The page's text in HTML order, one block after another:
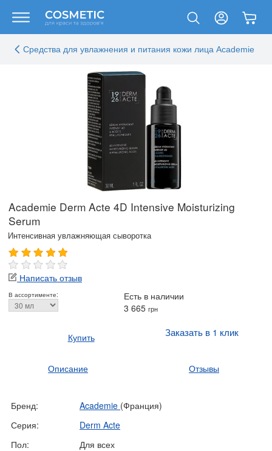
Средства для увлажнения и питания кожи лица Academie
Academie Derm Acte 4D Intensive Moisturizing
Serum
Интенсивная увлажняющая сыворотка
Написать отзыв
В ассортименте:
Есть в наличии
3 665 грн
Купить Заказать в 1 клик
Описание Отзывы
Бренд: Academie (Франция)
Серия:
Derm Acte
Пол:
Для всех